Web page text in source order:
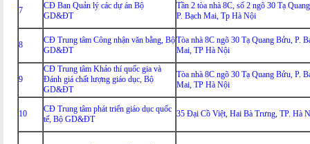
7
CĐ Ban Quản lý các dự án Bộ
GD&ĐT
Tần 2 tòa nhà 8C, số 2 ngõ 30 Tạ
P. Bạch Mai, Tp Hà Nội
8
CĐ Trung tâm Công nhận văn bằng, Bộ
GD&ĐT
Tòa nhà 8C ngõ 30 Tạ Quang Bửu, P.
Mai, TP Hà Nội
9
CĐ Trung tâm Khảo thí quốc gia và
Đánh giá chất lượng giáo dục, Bộ
GD&ĐT
Tòa nhà 8C ngõ 30 Tạ Quang Bửu, P.
Mai, TP Hà Nội
10
CĐ Trung tâm phát triển giáo dục quốc
tế, Bộ GD&ĐT
35 Đại Cồ Việt, Hai Bà Trưng, TP. Hà